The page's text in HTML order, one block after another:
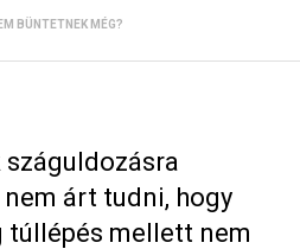
BÜNTETNEK MÉG?
árt tudni, hogy
túllépés mellett nem